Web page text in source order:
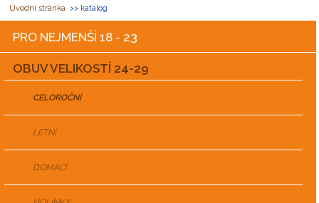
Úvodní stránka >> katalog
PRO NEJMENŠÍ 18 - 23
OBUV VELIKOSTÍ 24-29
CELOROČNÍ
LETNÍ
DOMÁCÍ